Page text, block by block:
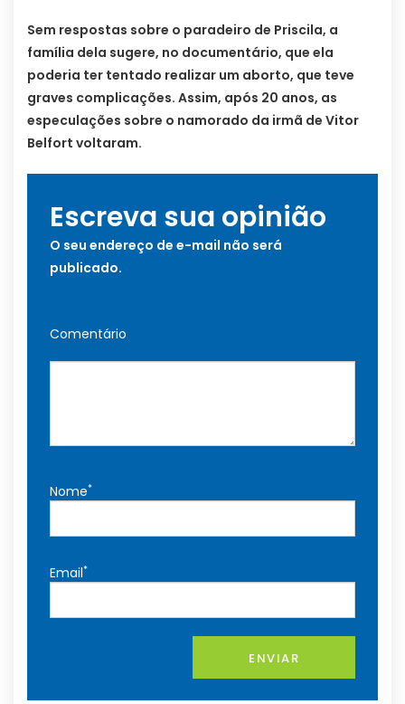
Sem respostas sobre o paradeiro de Priscila, a
família dela sugere, no documentário, que ela
poderia ter tentado realizar um aborto, que teve
graves complicações. Assim, após 20 anos, as
especulações sobre o namorado da irmã de Vitor
Belfort voltaram.
Escreva sua opinião
O seu endereço de e-mail não será
publicado.
Comentário
Nome*
Email*
ENVIAR